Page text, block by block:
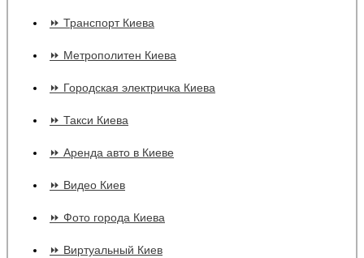
⏩ Транспорт Киева
⏩ Метрополитен Киева
⏩ Городская электричка Киева
⏩ Такси Киева
⏩ Аренда авто в Киеве
⏩ Видео Киев
⏩ Фото города Киева
⏩ Виртуальный Киев